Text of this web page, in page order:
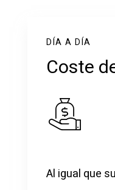
DÍA A DÍA
Coste
Al igual que